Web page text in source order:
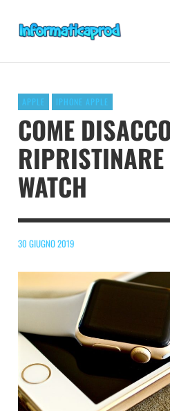
APPLE IPHONE APPLE
COME
RIPRISTINARE
WATCH
30 GIUGNO 2019